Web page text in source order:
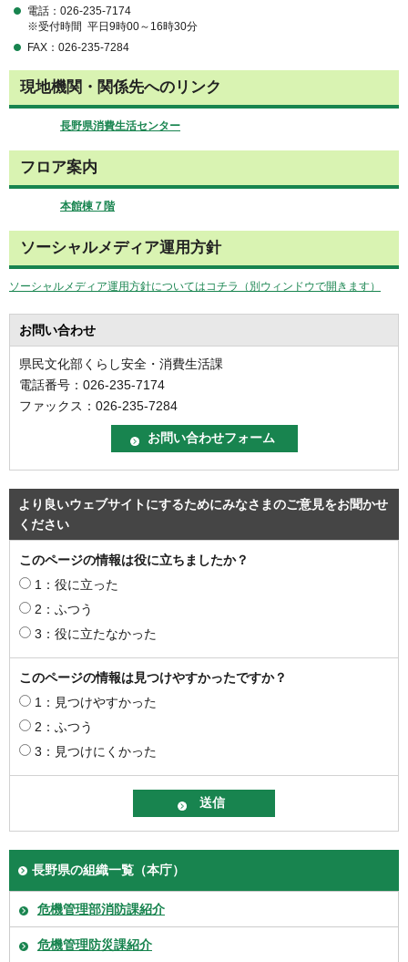
電話：026-235-7174
※受付時間 平日9時00～16時30分
FAX：026-235-7284
現地機関・関係先へのリンク
長野県消費生活センター
フロア案内
本館棟７階
ソーシャルメディア運用方針
ソーシャルメディア運用方針についてはコチラ（別ウィンドウで開きます）
お問い合わせ
県民文化部くらし安全・消費生活課
電話番号：026-235-7174
ファックス：026-235-7284
より良いウェブサイトにするためにみなさまのご意見をお聞かせ
ください
このページの情報は役に立ちましたか？
1：役に立った
2：ふつう
3：役に立たなかった
このページの情報は見つけやすかったですか？
1：見つけやすかった
2：ふつう
3：見つけにくかった
長野県の組織一覧（本庁）
危機管理部消防課紹介
危機管理防災課紹介